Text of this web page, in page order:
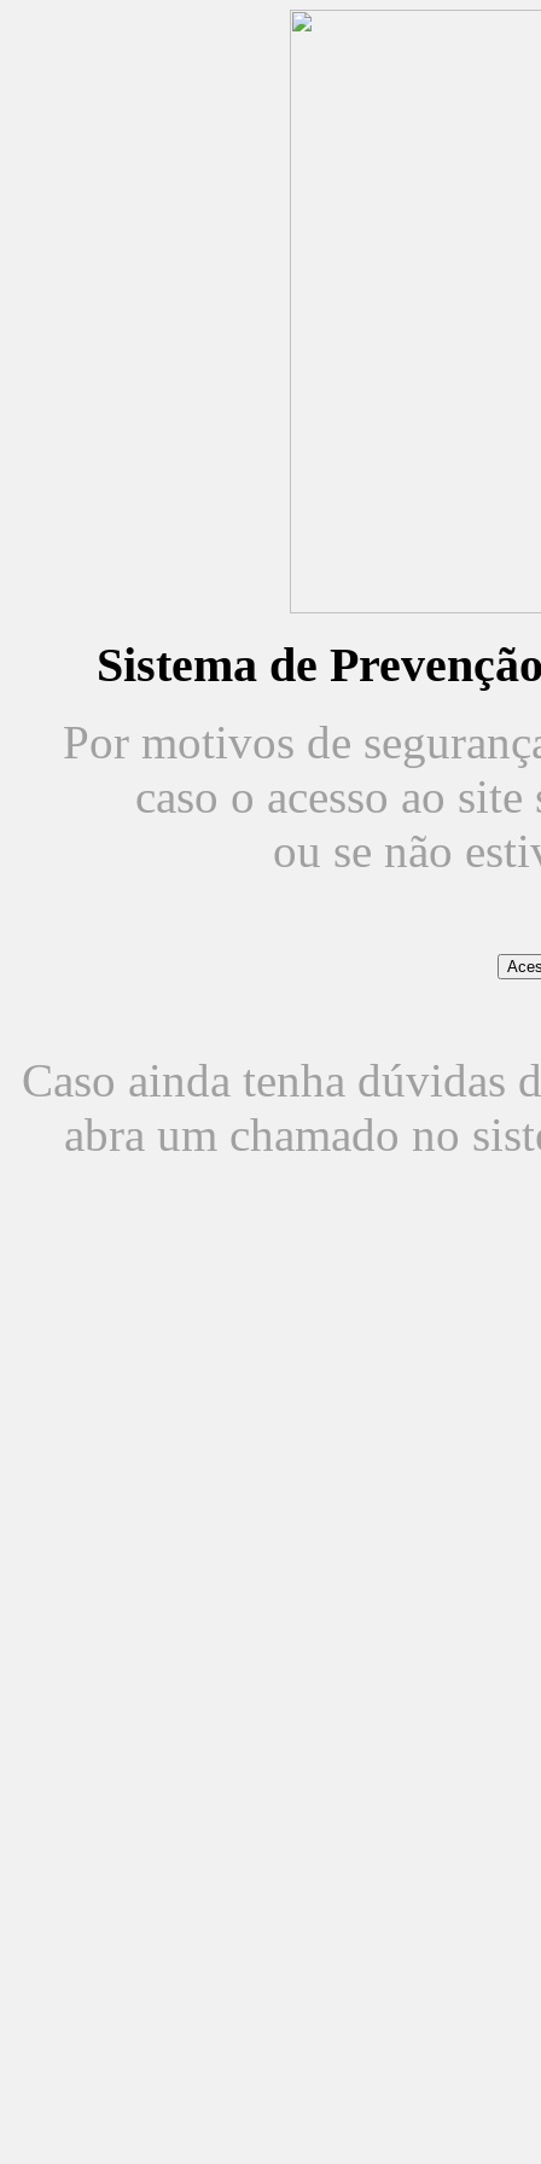
Sistema de
Por motivos de
caso o acesso ao
ou se não
Caso ainda tenha dúvidas
abra um chamado no